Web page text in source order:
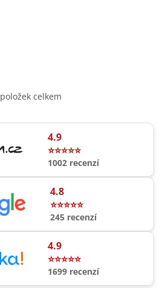
O
l
í
r
k
i
položek celkem
4.9
⭐⭐⭐⭐⭐
1002 recenzí
4.8
⭐⭐⭐⭐⭐
245 recenzí
4.9
⭐⭐⭐⭐⭐
1699 recenzí